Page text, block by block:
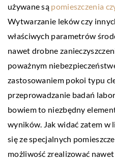
używane są pomieszczenia
Wytwarzanie leków czy
właściwych parametrów
nawet drobne
poważnym
zastosowaniem pokoi typu
przeprowadzanie badań
bowiem to niezbędny
wyników. Jak widać zatem w
się ze specjalnych
możliwość zrealizować